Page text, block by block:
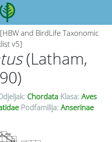
[HBW and BirdLife Taxonomic
v5]
(Latham,
Chordata Klasa: Aves
Podfamilija: Anserinae